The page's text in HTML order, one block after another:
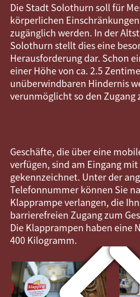
Die Stadt Solothurn soll für
körperlichen
zugänglich werden. In der
Solothurn stellt dies eine
Herausforderung dar. Schon
einer Höhe von ca. 2.5
unüberwindbaren Hindernis
verunmöglicht so den Zugang
Geschäfte, die über eine
verfügen, sind am Eingang
gekennzeichnet. Unter der
Telefonnummer können Sie
Klapprampe verlangen, die
barrierefreien Zugang zum
Die Klapprampen haben eine
400 Kilogramm.